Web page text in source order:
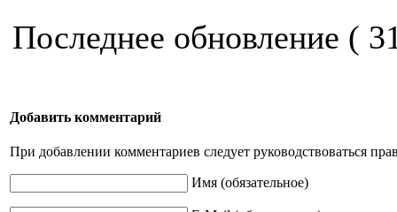
Последнее обновление (
Добавить комментарий
При добавлении комментариев следует руководствоваться
Имя (обязательное)